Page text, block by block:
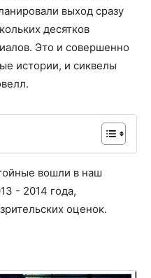
выход сразу
десятков
Это и совершенно
истории, и сиквелы
вошли в наш
- 2014 года,
оценок.